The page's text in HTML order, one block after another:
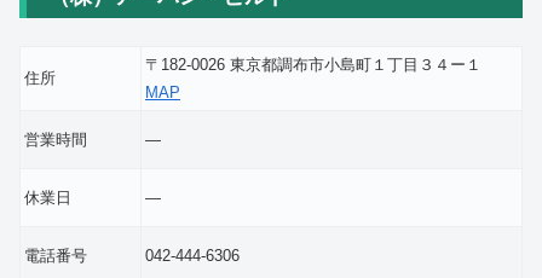
住所
〒182-0026 東京都調布市小島町１丁目３４ー１
MAP
営業時間 ―
休業日 ―
電話番号 042-444-6306